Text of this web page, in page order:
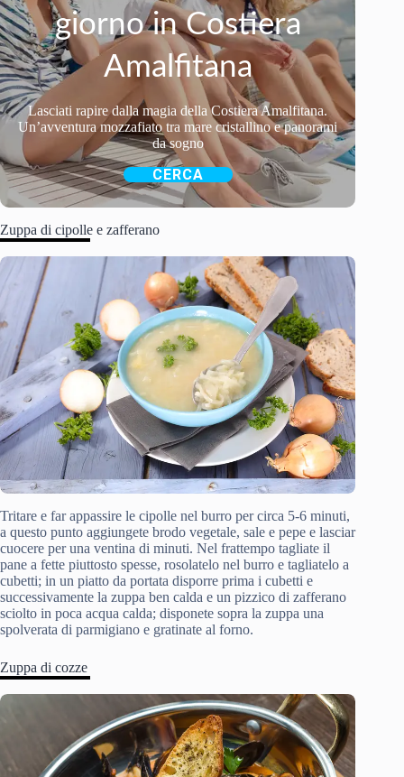
giorno in Costiera
Amalfitana
Lasciati rapire dalla magia della Costiera Amalfitana.
Un’avventura mozzafiato tra mare cristallino e panorami
da sogno
CERCA
Zuppa di cipolle e zafferano
Tritare e far appassire le cipolle nel burro per circa 5-6 minuti,
a questo punto aggiungete brodo vegetale, sale e pepe e lasciar
cuocere per una ventina di minuti. Nel frattempo tagliate il
pane a fette piuttosto spesse, rosolatelo nel burro e tagliatelo a
cubetti; in un piatto da portata disporre prima i cubetti e
successivamente la zuppa ben calda e un pizzico di zafferano
sciolto in poca acqua calda; disponete sopra la zuppa una
spolverata di parmigiano e gratinate al forno.
Zuppa di cozze